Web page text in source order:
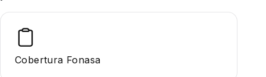
Cobertura Fonasa